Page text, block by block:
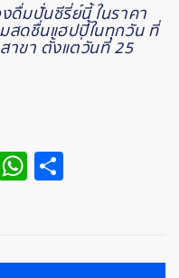
งดื่มปั่นซีรี่ย์นี้ในราคา
สดชื่นแฮปปี้ในทุกวัน ที่
าขา ตั้งแต่วันที่ 25
WhatsApp